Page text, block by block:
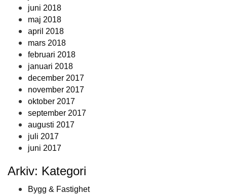
juni 2018
maj 2018
april 2018
mars 2018
februari 2018
januari 2018
december 2017
november 2017
oktober 2017
september 2017
augusti 2017
juli 2017
juni 2017
Arkiv: Kategori
Bygg & Fastighet